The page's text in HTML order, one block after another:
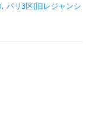
, パリ3区(旧レジャンシ